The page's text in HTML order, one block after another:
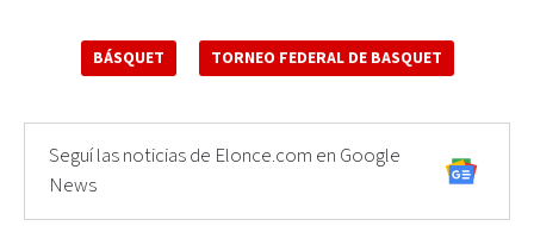
BÁSQUET TORNEO FEDERAL DE BASQUET
Seguí las noticias de Elonce.com en Google
News